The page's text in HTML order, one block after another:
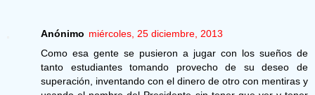
Anónimo miércoles, 25 diciembre, 2013
Como esa gente se pusieron a jugar con los sueños de
tanto estudiantes tomando provecho de su deseo de
superación, inventando con el dinero de otro con mentiras y